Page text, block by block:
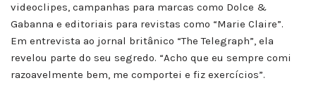
videoclipes, campanhas para marcas como Dolce &
Gabanna e editoriais para revistas como “Marie Claire”.
Em entrevista ao jornal britânico “The Telegraph”, ela
revelou parte do seu segredo. “Acho que eu sempre comi
razoavelmente bem, me comportei e fiz exercícios”.